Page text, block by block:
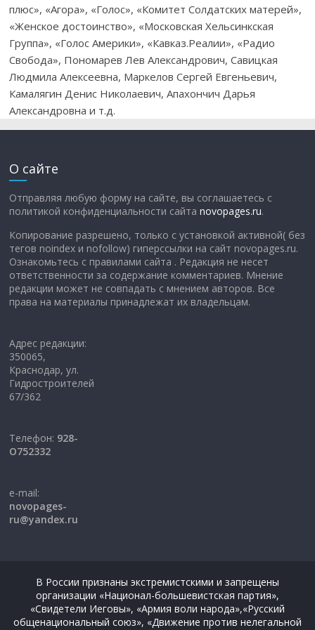
плюс», «Агора», «Голос», «Комитет Солдатских матерей»,
«Женское достоинство», «Московская Хельсинкская
Группа», «Голос Америки», «Кавказ.Реалии», «Радио
Свобода», Пономарев Лев Александрович, Савицкая
Людмила Алексеевна, Маркелов Сергей Евгеньевич,
Камалягин Денис Николаевич, Апахончич Дарья
Александровна и т.д.
О сайте
Отправляя любую форму на сайте, вы соглашаетесь с
политикой конфиденциальности сайтаnovopages.ru.
Копирование разрешено, только с установкой активной( без
тегов noindex и nofollow) гиперссылки на сайт novopages.ru.
Ознакомьтесь с правилами сайта . Редакция не несет
ответственности за содержание комментариев. Мнение
редакции может не совпадать с мнением авторов. Все
права на материалы принадлежат их владельцам.
Адрес редакции:
350065,
Краснодар, ул.
Гидростроителей
67/362
Телефон: 928-
O752332
e-mail:
novopages-
ru@yandex.ru
В России признаны экстремистскими и запрещены
организации «Национал-большевистская партия»,
«Свидетели Иеговы», «Армия воли народа»,«Русский
общенациональный союз», «Движение против нелегальной